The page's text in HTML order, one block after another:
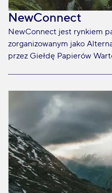
NewConnect
NewConnect jest rynkiem
zorganizowanym jako
przez Giełdę Papierów